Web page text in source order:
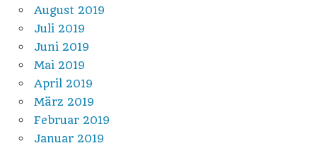
August 2019
Juli 2019
Juni 2019
Mai 2019
April 2019
März 2019
Februar 2019
Januar 2019